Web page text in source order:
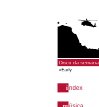
Disco da semana
»Early
index